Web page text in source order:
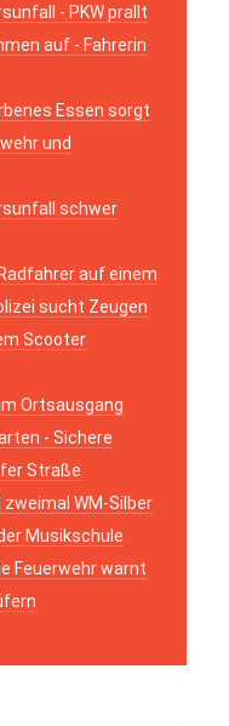
- PKW prallt
auf - Fahrerin
Essen sorgt
und
schwer
auf einem
sucht Zeugen
Scooter
Ortsausgang
- Sichere
Straße
zweimal WM-Silber
Musikschule
Feuerwehr warnt